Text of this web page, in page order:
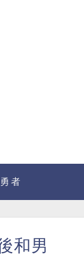
者
和男